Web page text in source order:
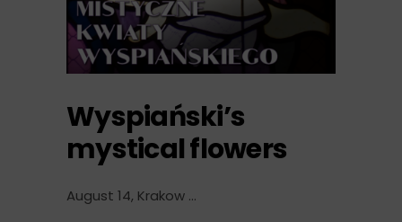
Wyspiański’s
mystical flowers
August 14, Krakow